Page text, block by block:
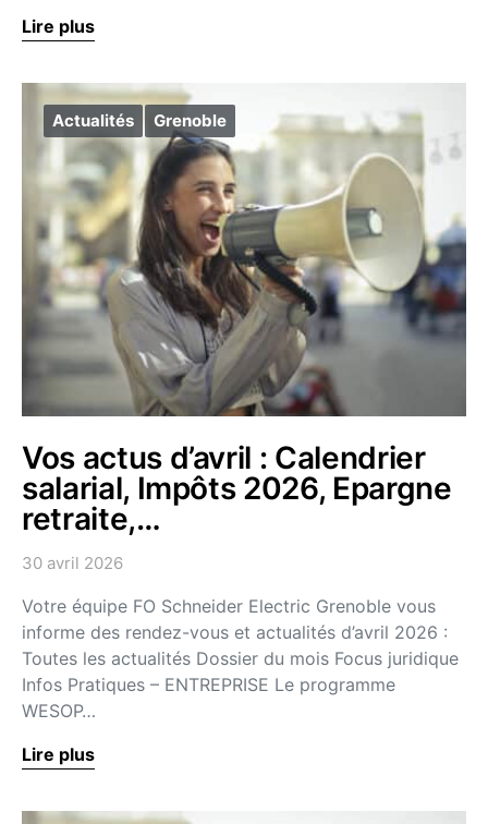
Lire plus
Actualités Grenoble
Vos actus d’avril : Calendrier
salarial, Impôts 2026, Epargne
retraite,…
30 avril 2026
Votre équipe FO Schneider Electric Grenoble vous
informe des rendez-vous et actualités d’avril 2026 :
Toutes les actualités Dossier du mois Focus juridique
Infos Pratiques – ENTREPRISE Le programme
WESOP…
Lire plus